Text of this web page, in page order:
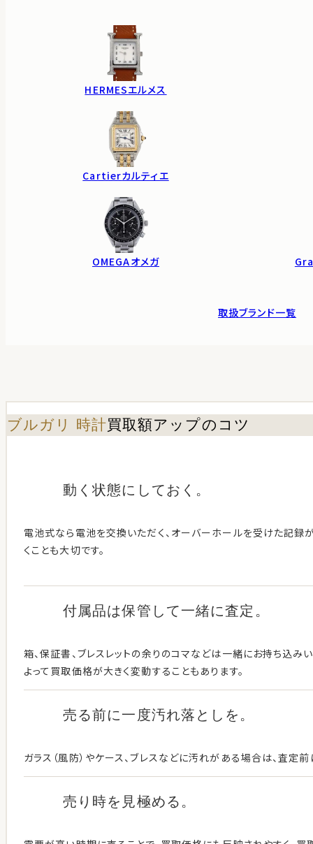
HERMESエルメス
Cartierカルティエ
OMEGAオメガ
取扱ブランド一覧
ブルガリ 時計買取額アップのコツ
動く状態に しておく。
電池式なら電池を交換いただく、オーバーホールを受けた記録
くことも大切です。
付属品は保管して一緒に査定。
箱、保証書、ブレスレットの余りのコマなどは一緒にお持ち込み
よって買取価格が大きく変動することもあります。
売る前に一度汚れ落としを。
ガラス（風防）やケース、ブレスなどに汚れがある場合は、査定
売り時を見極める。